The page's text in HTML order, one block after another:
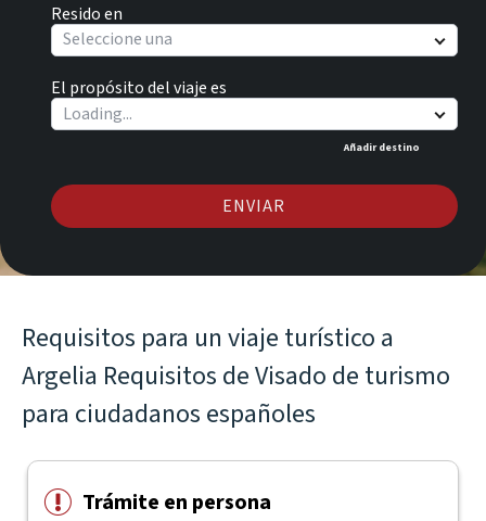
Resido en
Seleccione una
El propósito del viaje es
Añadir destino
ENVIAR
Requisitos para un viaje turístico a
Argelia Requisitos de Visado de turismo
para ciudadanos españoles
Trámite en persona